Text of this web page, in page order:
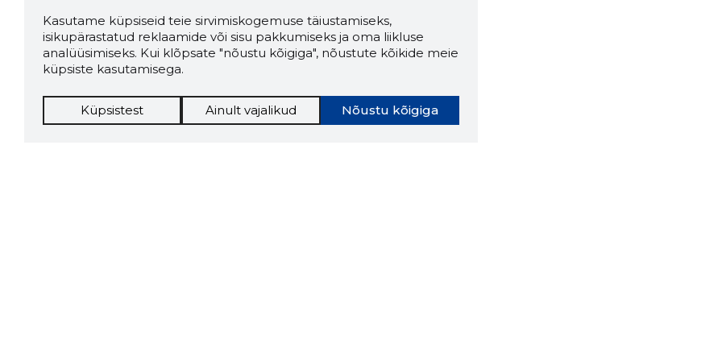
Kasutame küpsiseid teie sirvimiskogemuse täiustamiseks,
isikupärastatud reklaamide või sisu pakkumiseks ja oma liikluse
analüüsimiseks. Kui klõpsate "nõustu kõigiga", nõustute kõikide meie
küpsiste kasutamisega.
Nõustu kõigiga
Küpsistest Ainult vajalikud